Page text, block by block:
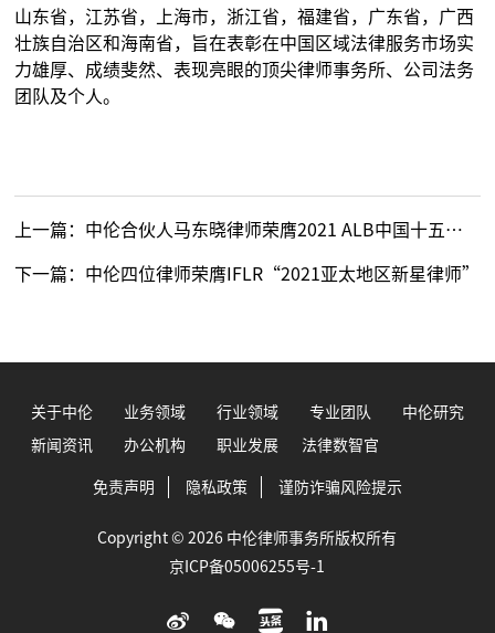
山东省，江苏省，上海市，浙江省，福建省，广东省，广西
壮族自治区和海南省，旨在表彰在中国区域法律服务市场实
力雄厚、成绩斐然、表现亮眼的顶尖律师事务所、公司法务
团队及个人。
上一篇： 中伦合伙人马东晓律师荣膺2021 ALB中国十五佳知识产权律师
下一篇： 中伦四位律师荣膺IFLR“2021亚太地区新星律师”
关于中伦 业务领域 行业领域 专业团队 中伦研究
新闻资讯 办公机构 职业发展 法律数智官
免责声明 隐私政策 谨防诈骗风险提示
Copyright © 2026 中伦律师事务所版权所有
京ICP备05006255号-1